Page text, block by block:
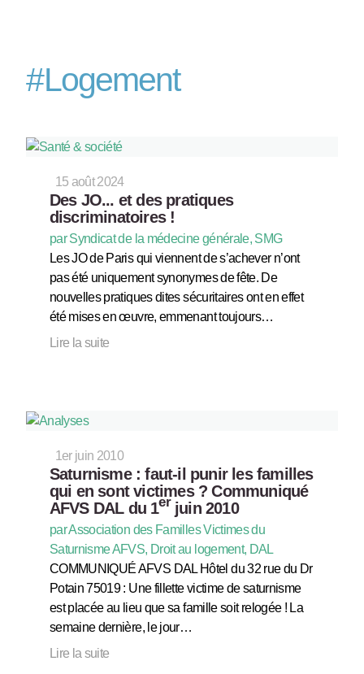
#Logement
15 août 2024
Des JO... et des pratiques
discriminatoires !
par Syndicat de la médecine générale, SMG
Les JO de Paris qui viennent de s’achever n’ont
pas été uniquement synonymes de fête. De
nouvelles pratiques dites sécuritaires ont en effet
été mises en œuvre, emmenant toujours…
Lire la suite
1er juin 2010
Saturnisme : faut-il punir les familles
qui en sont victimes ? Communiqué
AFVS DAL du 1er juin 2010
par Association des Familles Victimes du
Saturnisme AFVS, Droit au logement, DAL
COMMUNIQUÉ AFVS DAL Hôtel du 32 rue du Dr
Potain 75019 : Une fillette victime de saturnisme
est placée au lieu que sa famille soit relogée ! La
semaine dernière, le jour…
Lire la suite